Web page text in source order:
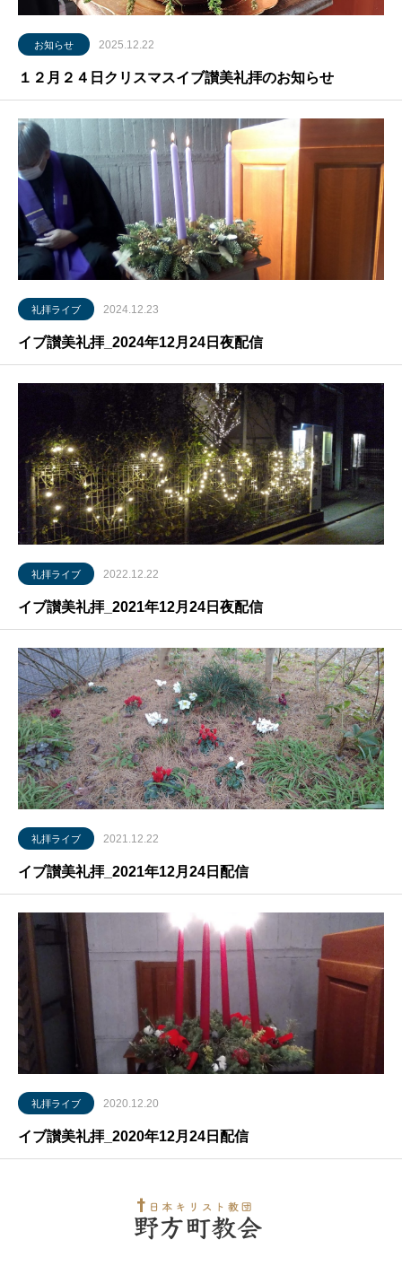
お知らせ 2025.12.22
１２月２４日クリスマスイブ讃美礼拝のお知らせ
礼拝ライブ 2024.12.23
イブ讃美礼拝_2024年12月24日夜配信
礼拝ライブ 2022.12.22
イブ讃美礼拝_2021年12月24日夜配信
礼拝ライブ 2021.12.22
イブ讃美礼拝_2021年12月24日配信
礼拝ライブ 2020.12.20
イブ讃美礼拝_2020年12月24日配信